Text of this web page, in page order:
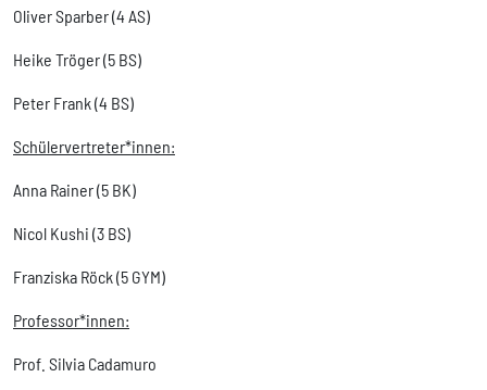
Oliver Sparber (4 AS)
Heike Tröger (5 BS)
Peter Frank (4 BS)
Schülervertreter*innen:
Anna Rainer (5 BK)
Nicol Kushi (3 BS)
Franziska Röck (5 GYM)
Professor*innen:
Prof. Silvia Cadamuro